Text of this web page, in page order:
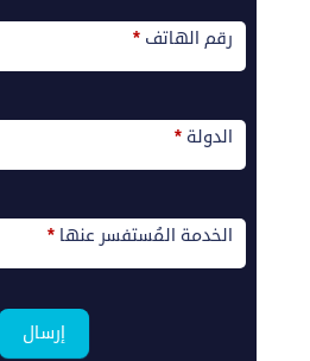
رقم الهاتف *
الدولة*
الخدمة المُستفسر عنها *
إرسال